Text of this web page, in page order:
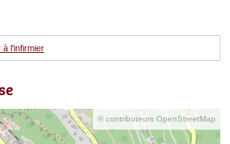
à l'infirmier
© contributeurs OpenStreetMap